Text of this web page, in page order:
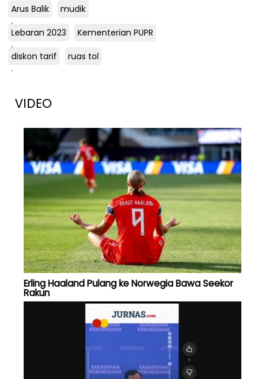
Arus Balik
mudik
.
Lebaran 2023
Kementerian PUPR
.
diskon tarif
ruas tol
.
VIDEO
Erling Haaland Pulang ke Norwegia Bawa Seekor
Rakun